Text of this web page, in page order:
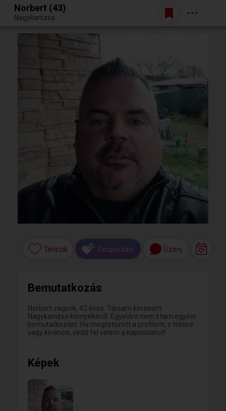
Egy jó randiból bármi lehet.
Belépés
Norbert (43)
Nagykanizsa
Tetszik SzuperSzív Üzenj
Bemutatkozás
Norbert vagyok, 42 éves. Társam keresem
Nagykanizsa környékéről. Egyelőre nem írtam egyéni
bemutatkozást. Ha megtetszett a profilom, s többre
vagy kíváncsi, vedd fel velem a kapcsolatot!
Képek